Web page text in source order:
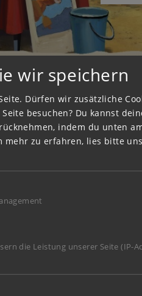
über alle Höfe in
oder auch zu
– jedes Stück ist
BibiundTinanicht
und stöbern in
einen Kaffee oder ein
Trödel-Hannes lebt in
namens Paule.
wir speichern
Dürfen wir zusätzliche
besuchen? Du kannst
indem du unten
mehr zu erfahren, lies bitte
die Leistung unserer Seite (IP-